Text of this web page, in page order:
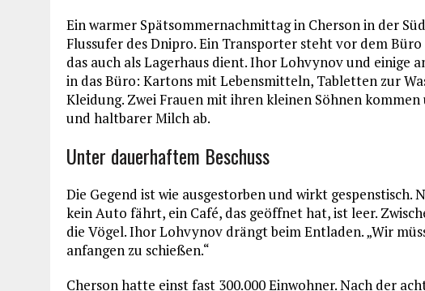
Ein warmer Spätsommernachmittag in Cherson in der
Flussufer des Dnipro. Ein Transporter steht vor dem
das auch als Lagerhaus dient. Ihor Lohvynov und einige
in das Büro: Kartons mit Lebensmitteln, Tabletten zur
Kleidung. Zwei Frauen mit ihren kleinen Söhnen
und haltbarer Milch ab.
Unter dauerhaftem Beschuss
Die Gegend ist wie ausgestorben und wirkt gespenstisch.
kein Auto fährt, ein Café, das geöffnet hat, ist leer.
die Vögel. Ihor Lohvynov drängt beim Entladen. „Wir
anfangen zu schießen.“
Cherson hatte einst fast 300.000 Einwohner. Nach der